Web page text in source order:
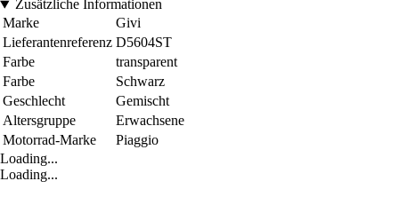
Zusätzliche Informationen
Marke
Givi
Lieferantenreferenz D5604ST
Farbe
transparent
Farbe
Schwarz
Geschlecht
Gemischt
Altersgruppe
Erwachsene
Motorrad-Marke
Piaggio
Loading...
Loading...